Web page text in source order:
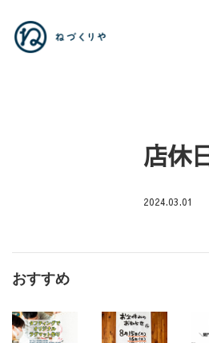
店休
2024.03.01
休
日
おすすめ